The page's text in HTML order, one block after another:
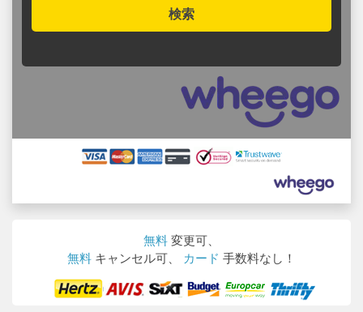
検索
無料 変更可、
無料 キャンセル可、 カード 手数料なし！